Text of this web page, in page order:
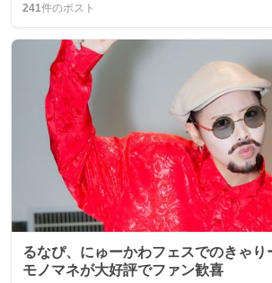
241件のポスト
るなぴ、にゅーかわフェスでのきゃり
モノマネが大好評でファン歓喜